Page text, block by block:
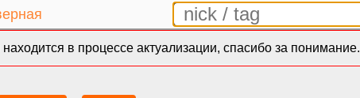
в процессе актуализации, спасибо за понимание.